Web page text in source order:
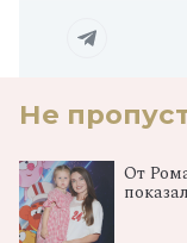
Не
От